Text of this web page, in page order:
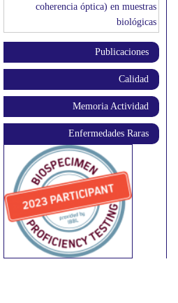
coherencia óptica) en muestras
biológicas
Publicaciones
Calidad
Memoria Actividad
Enfermedades Raras